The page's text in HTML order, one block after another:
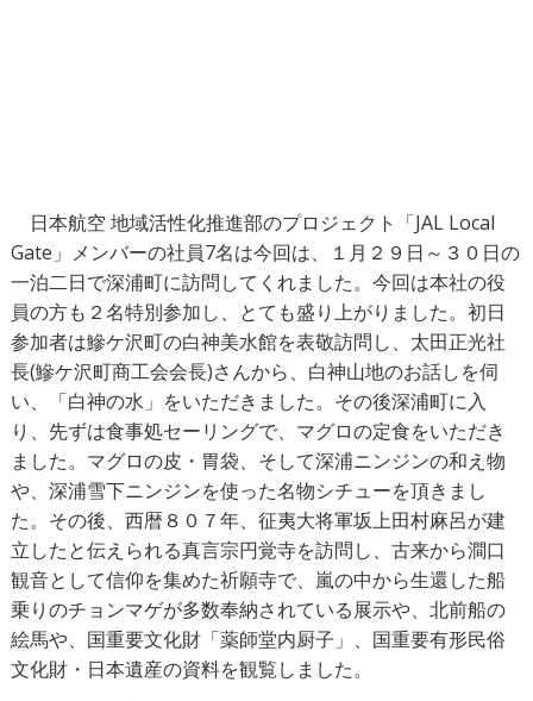
日本航空 地域活性化推進部のプロジェクト「JAL Local
Gate」メンバーの社員7名は今回は、１月２９日～３０日の
一泊二日で深浦町に訪問してくれました。今回は本社の役
員の方も２名特別参加し、とても盛り上がりました。初日
参加者は鰺ケ沢町の白神美水館を表敬訪問し、太田正光社
長(鰺ケ沢町商工会会長)さんから、白神山地のお話しを伺
い、「白神の水」をいただきました。その後深浦町に入
り、先ずは食事処セーリングで、マグロの定食をいただき
ました。マグロの皮・胃袋、そして深浦ニンジンの和え物
や、深浦雪下ニンジンを使った名物シチューを頂きまし
た。その後、西暦８０７年、征夷大将軍坂上田村麻呂が建
立したと伝えられる真言宗円覚寺を訪問し、古来から澗口
観音として信仰を集めた祈願寺で、嵐の中から生還した船
乗りのチョンマゲが多数奉納されている展示や、北前船の
絵馬や、国重要文化財「薬師堂内厨子」、国重要有形民俗
文化財・日本遺産の資料を観覧しました。